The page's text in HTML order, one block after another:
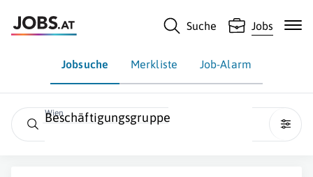
Suche Jobs
Jobsuche Merkliste Job-Alarm
Wien
Beschäftigungsgruppe